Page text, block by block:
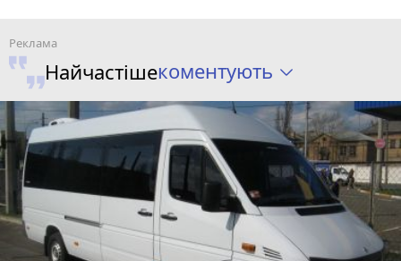
Найчастішекоментують